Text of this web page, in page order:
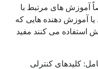
آموزش های مرتبط با
آموزش دهنده هایی که
استفاده می کنند مفید
کلیدهای کنترلی